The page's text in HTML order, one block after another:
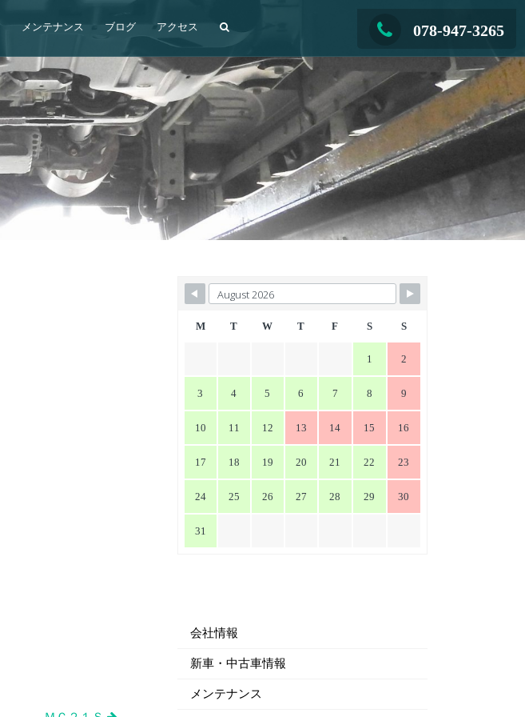
078-947-3265
メンテナンス ブログ アクセス
M T W T F S S
1 2
3 4 5 6 7 8 9
10 11 12 13 14 15 16
17 18 19 20 21 22 23
24 25 26 27 28 29 30
31
会社情報
新車・中古車情報
メンテナンス